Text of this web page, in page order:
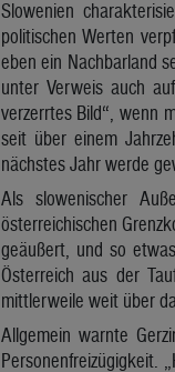
Slowenien
politischen Werten
eben ein Nachbarland
unter Verweis auch
verzerrtes Bild“, wenn
seit über einem
nächstes Jahr werde
Als slowenischer
österreichischen
geäußert, und so
Österreich aus der
mittlerweile weit über
Allgemein warnte
Personenfreizügigkeit.